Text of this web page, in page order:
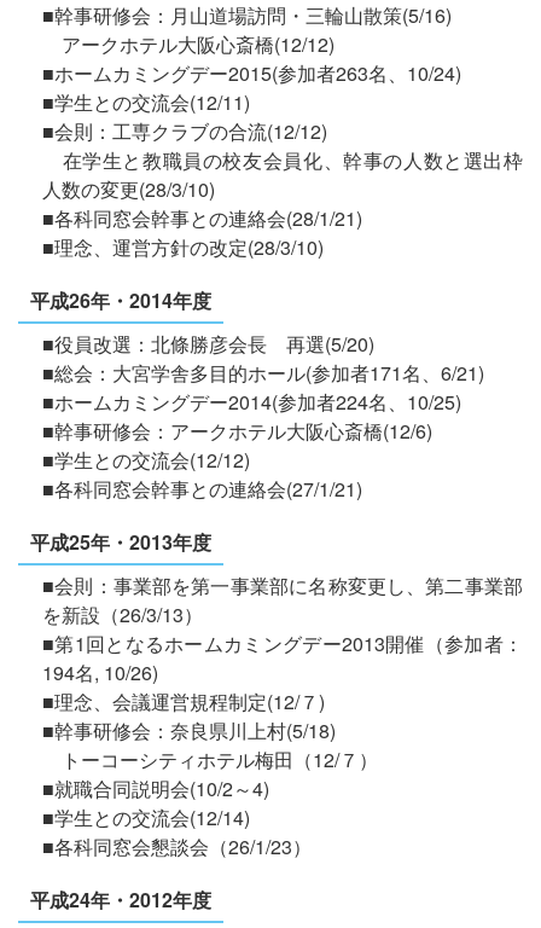
■幹事研修会：月山道場訪問・三輪山散策(5/16)
アークホテル大阪心斎橋(12/12)
■ホームカミングデー2015(参加者263名、10/24)
■学生との交流会(12/11)
■会則：工専クラブの合流(12/12)
在学生と教職員の校友会員化、幹事の人数と選出枠
人数の変更(28/3/10)
■各科同窓会幹事との連絡会(28/1/21)
■理念、運営方針の改定(28/3/10)
平成26年・2014年度
■役員改選：北條勝彦会長 再選(5/20)
■総会：大宮学舎多目的ホール(参加者171名、6/21)
■ホームカミングデー2014(参加者224名、10/25)
■幹事研修会：アークホテル大阪心斎橋(12/6)
■学生との交流会(12/12)
■各科同窓会幹事との連絡会(27/1/21)
平成25年・2013年度
■会則：事業部を第一事業部に名称変更し、第二事業部
を新設（26/3/13）
■第1回となるホームカミングデー2013開催（参加者：
194名, 10/26)
■理念、会議運営規程制定(12/７)
■幹事研修会：奈良県川上村(5/18)
トーコーシティホテル梅田（12/７）
■就職合同説明会(10/2～4)
■学生との交流会(12/14)
■各科同窓会懇談会（26/1/23）
平成24年・2012年度